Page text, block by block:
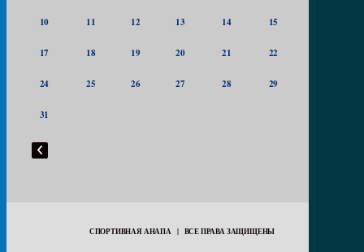
10 11 12 13 14 15
17 18 19 20 21 22
24 25 26 27 28 29
31
СПОРТИВНАЯ АНАПА | ВСЕ ПРАВА ЗАЩИЩЕНЫ